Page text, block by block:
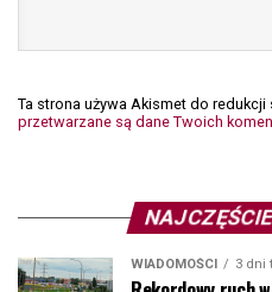
Ta strona używa Akismet do redukcji
przetwarzane są dane Twoich
WIADOMOŚCI 3 dni